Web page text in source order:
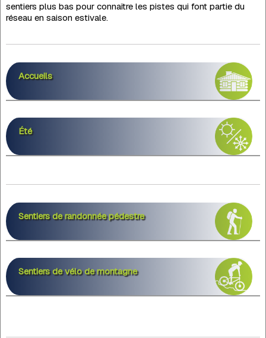
sentiers plus bas pour connaître les pistes qui font partie du
réseau en saison estivale.
Accueils
Été
Sentiers de randonnée pédestre
Sentiers de vélo de montagne